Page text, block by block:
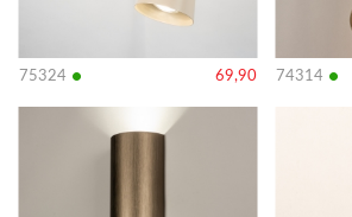
75324 • 69,90 74314 •